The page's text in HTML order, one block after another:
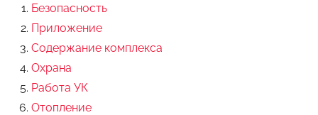
Безопасность
Приложение
Содержание комплекса
Охрана
Работа УК
Отопление